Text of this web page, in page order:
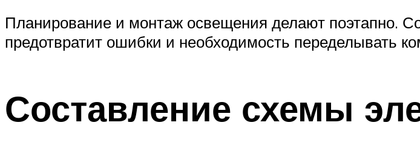
Планирование и монтаж освещения делают поэтапно.
предотвратит ошибки и необходимость переделывать
Составление схемы